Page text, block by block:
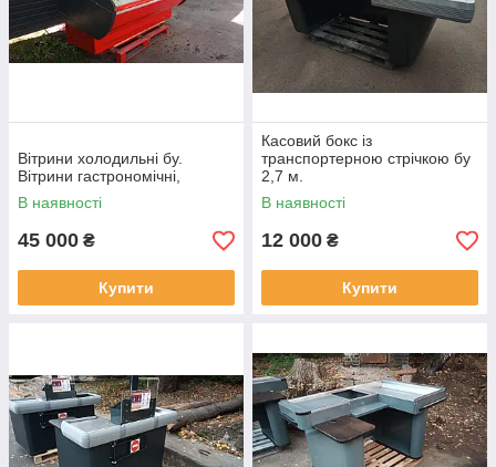
Вітрини холодильні бу.
Вітрини гастрономічні,
В наявності
45 000 ₴
Купити
Касовий бокс із
транспортерною стрічкою бу
2,7 м.
В наявності
12 000 ₴
Купити